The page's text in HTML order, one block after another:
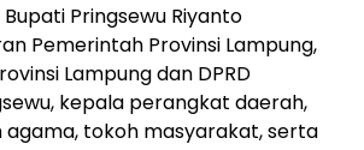
Pringsewu Riyanto
Pemerintah Provinsi Lampung,
Lampung dan DPRD
kepala perangkat daerah,
agama, tokoh masyarakat, serta